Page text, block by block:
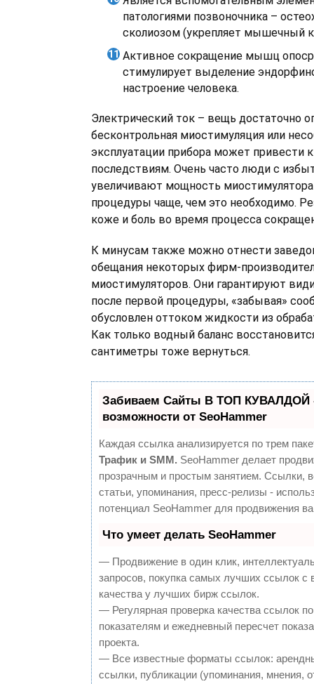
патологиями позвоночника –
сколиозом (укрепляет мышечный
Активное сокращение мышц
стимулирует выделение
настроение человека.
Электрический ток – вещь достаточно
бесконтрольная миостимуляция или
эксплуатации прибора может привести
последствиям. Очень часто люди с
увеличивают мощность
процедуры чаще, чем это необходимо.
коже и боль во время процесса
К минусам также можно отнести
обещания некоторых фирм-
миостимуляторов. Они гарантируют
после первой процедуры, «забывая»
обусловлен оттоком жидкости из
Как только водный баланс
сантиметры тоже вернуться.
Забиваем Сайты В ТОП КУВАЛДОЙ
возможности от SeoHammer
Каждая ссылка анализируется по трем
Трафик и SMM. SeoHammer делает
прозрачным и простым занятием. Ссылки,
статьи, упоминания, пресс-релизы -
потенциал SeoHammer для продвижения
Что умеет делать SeoHammer
— Продвижение в один клик,
запросов, покупка самых лучших ссылок с
качества у лучших бирж ссылок.
— Регулярная проверка качества ссылок
показателям и ежедневный пересчет
проекта.
— Все известные форматы ссылок:
ссылки, публикации (упоминания, мнения,